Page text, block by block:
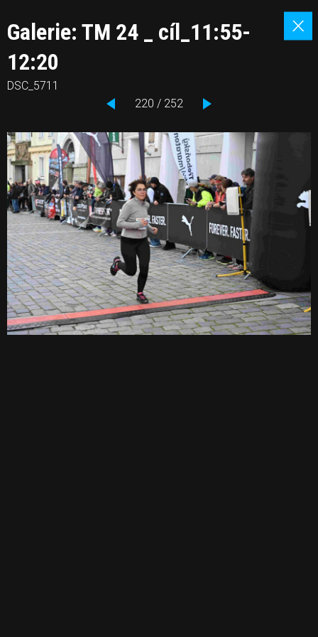
Galerie: TM 24 _ cíl_11:55-
12:20
DSC_5711
220 / 252